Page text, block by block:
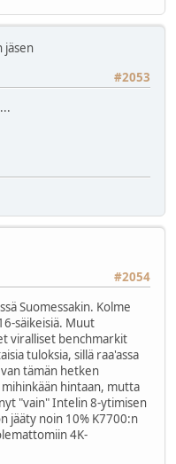
jäsen
#2053
#2054
Suomessakin. Kolme
säikeisiä. Muut
viralliset benchmarkit
tuloksia, sillä raa'assa
tämän hetken
hintaan, mutta
"vain" Intelin 8-ytimisen
jääty noin 10% K7700:n
4K-